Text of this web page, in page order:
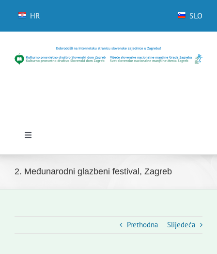
HR SLO
Toggle
Novosti
2. Međunarodni glazbeni festival, Zagreb
Prethodna Slijedeća